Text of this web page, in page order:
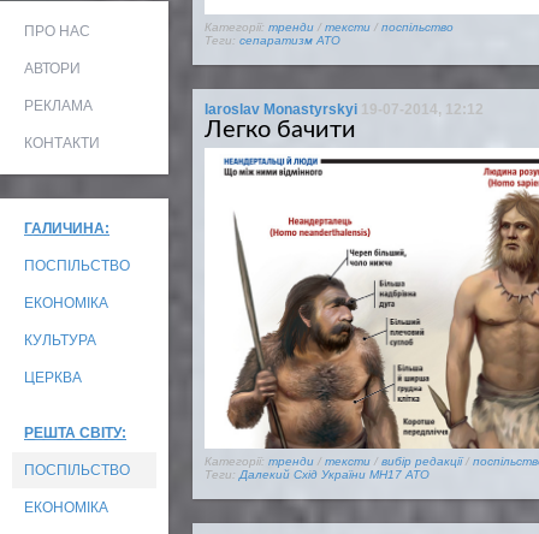
ПРО НАС
АВТОРИ
РЕКЛАМА
КОНТАКТИ
ГАЛИЧИНА:
ПОСПІЛЬСТВО
ЕКОНОМІКА
КУЛЬТУРА
ЦЕРКВА
РЕШТА СВІТУ:
ПОСПІЛЬСТВО
ЕКОНОМІКА
Категорії: тренди / тексти / поспільство
Теги: сепаратизм АТО
Iaroslav Monastyrskyi 19-07-2014, 12:12
Легко бачити
Категорії: тренди / тексти / вибір редакції/
Теги:Далекий Схід України MH17 АТО